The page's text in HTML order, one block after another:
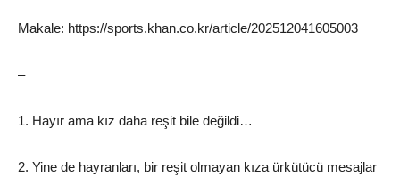
Makale: https://sports.khan.co.kr/article/202512041605003
–
1. Hayır ama kız daha reşit bile değildi…
2. Yine de hayranları, bir reşit olmayan kıza ürkütücü mesajlar